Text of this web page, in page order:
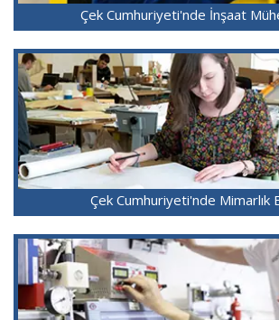
Çek Cumhuriyeti'nde İnşaat
Çek Cumhuriyeti'nde Mimarlık